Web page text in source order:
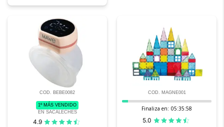
COD. BEBE0082
1º MÁS VENDIDO
EN SACALECHES
4.9
COD. MAGNE001
Finaliza en: 05:35:57
5.0